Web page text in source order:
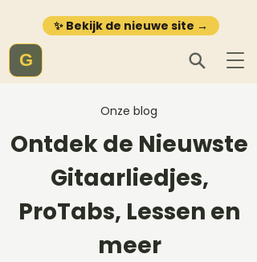
✨ Bekijk de nieuwe site →
G
Onze blog
Ontdek de Nieuwste
Gitaarliedjes,
ProTabs, Lessen en
meer